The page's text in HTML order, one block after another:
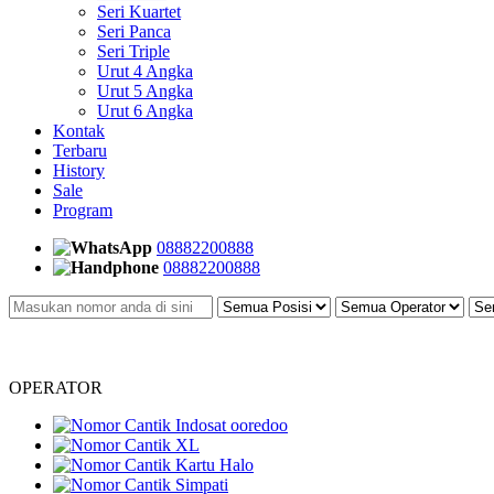
Seri Kuartet
Seri Panca
Seri Triple
Urut 4 Angka
Urut 5 Angka
Urut 6 Angka
Kontak
Terbaru
History
Sale
Program
08882200888
08882200888
OPERATOR